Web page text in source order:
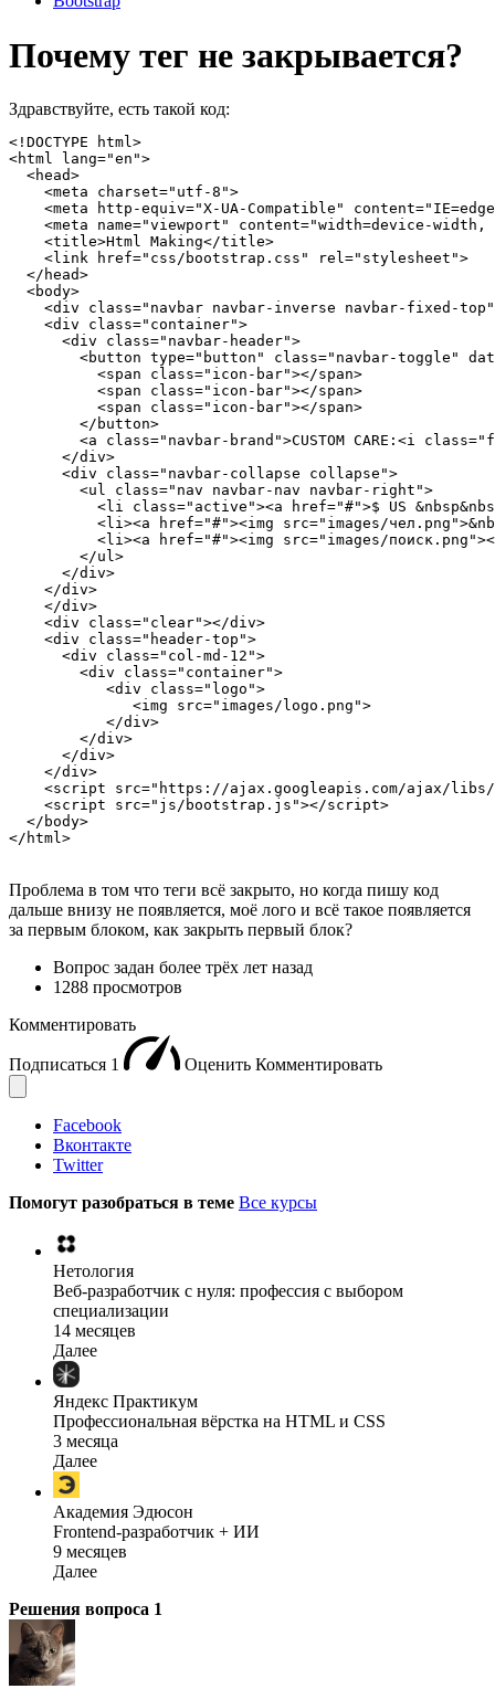
Почему тег не закрывается?
Здравствуйте, есть такой код:
<!DOCTYPE html>
<html lang="en">
  <head>
    <meta charset="utf-8">
<meta http-equiv="X-UA-Compatible"
<meta name="viewport" content="width=device-width,
    <title>Html Making</title>
    <link href="css/bootstrap.css" rel="stylesheet">
  </head>
  <body>
<div class="navbar navbar-inverse navbar-fixed-
    <div class="container">
      <div class="navbar-header">
<button type="button" class="navbar-toggle"
          <span class="icon-bar"></span>
          <span class="icon-bar"></span>
          <span class="icon-bar"></span>
        </button>
<a class="navbar-brand">CUSTOM CARE:<i
      </div>
      <div class="navbar-collapse collapse">
        <ul class="nav navbar-nav navbar-right">
<li class="active"><a href="#">$ US
<li><a href="#"><img src="images/
<li><a href="#"><img src="images/
        </ul>
      </div>
    </div>
    </div>
    <div class="clear"></div>
    <div class="header-top">
      <div class="col-md-12">
        <div class="container">
           <div class="logo">
              <img src="images/logo.png">
           </div>
        </div>
      </div>
    </div>
<script src="https://ajax.googleapis.com/ajax/
    <script src="js/bootstrap.js"></script>
  </body>
</html>
Проблема в том что теги всё закрыто, но когда пишу код
дальше внизу не появляется, моё лого и всё такое появляется
за первым блоком, как закрыть первый блок?
Вопрос задан более трёх лет назад
1288 просмотров
Комментировать
Подписаться 1 Оценить Комментировать
Facebook
Вконтакте
Twitter
Помогут разобраться в теме Все курсы
Нетология
Веб-разработчик с нуля: профессия с выбором
специализации
14 месяцев
Далее
Яндекс Практикум
Профессиональная вёрстка на HTML и CSS
3 месяца
Далее
Академия Эдюсон
Frontend-разработчик + ИИ
9 месяцев
Далее
Решения вопроса 1